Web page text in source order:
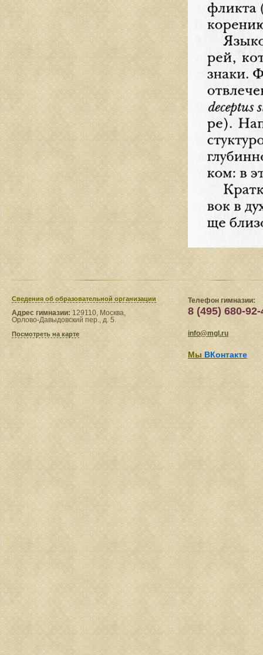
Сведения​ об образовательной организации
Адрес гимназии: 129110, Москва,
Орлово-Давыдовский пер., д. 5.
Посмотреть на карте
Телефон гимназии:
8 (495) 680-92-
info@mgl.ru
Мы ВКонтакте